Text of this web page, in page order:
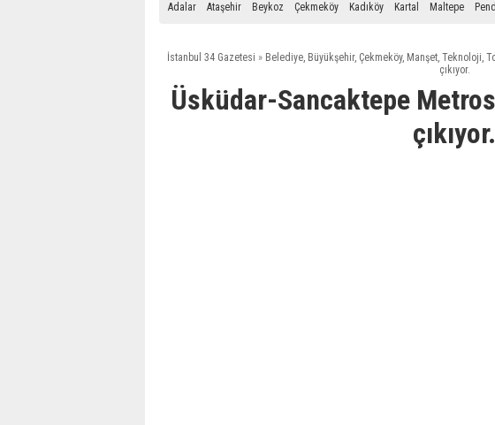
Adalar Ataşehir Beykoz Çekmeköy Kadıköy Kartal Maltepe
İstanbul 34 Gazetesi » Belediye, Büyükşehir, Çekmeköy, Manşet, Teknoloji,
çıkıyor.
Üsküdar-Sancaktepe
çıkıyor.